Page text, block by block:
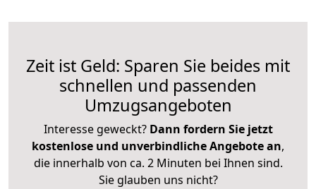
Zeit ist Geld: Sparen Sie beides mit
schnellen und passenden
Umzugsangeboten
Interesse geweckt? Dann fordern Sie jetzt
kostenlose und unverbindliche Angebote an,
die innerhalb von ca. 2 Minuten bei Ihnen sind.
Sie glauben uns nicht?